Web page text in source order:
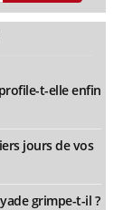
t-elle enfin
jours de vos
grimpe-t-il ?